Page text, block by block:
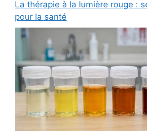
La thérapie à la lumière rouge :
pour la santé